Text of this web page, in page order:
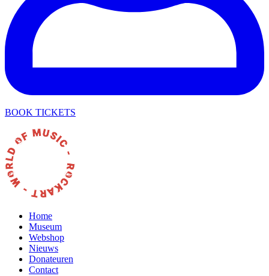
BOOK TICKETS
Home
Museum
Webshop
Nieuws
Donateuren
Contact